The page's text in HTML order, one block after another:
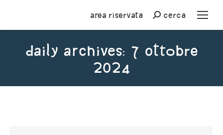
Area riservata Cercacerca
Daily Archives: 7 Ottobre
2024